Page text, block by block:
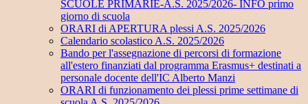
SCUOLE PRIMARIE-A.S. 2025/2026- INFO primo
giorno di scuola
ORARI di APERTURA plessi A.S. 2025/2026
Calendario scolastico A.S. 2025/2026
Bando per l'assegnazione di percorsi di formazione
all'estero finanziati dal programma Erasmus+ destinati a
personale docente dell'IC Alberto Manzi
ORARI di funzionamento dei plessi prime settimane di